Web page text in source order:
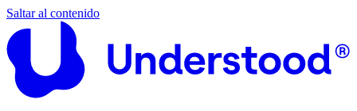
Saltar al contenido